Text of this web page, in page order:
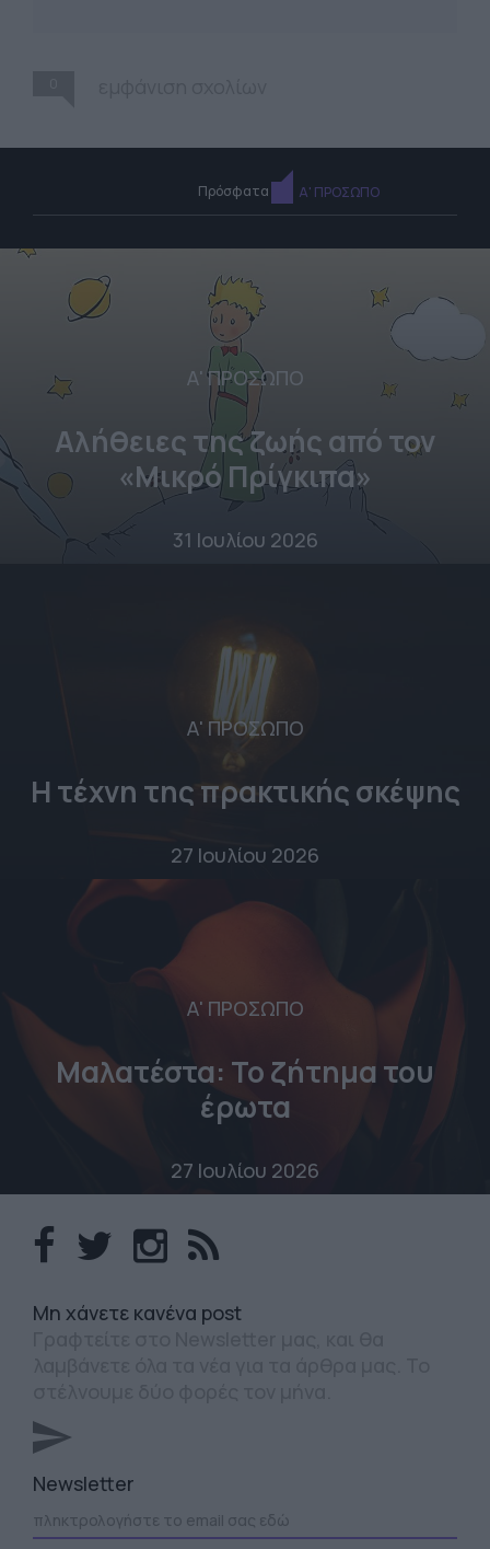
Πρόσφατα Α' ΠΡΟΣΩΠΟ
Α' ΠΡΟΣΩΠΟ
Αλήθειες της ζωής από τον
«Μικρό Πρίγκιπα»
31 Ιουλίου 2026
Α' ΠΡΟΣΩΠΟ
Η τέχνη της πρακτικής σκέψης
27 Ιουλίου 2026
Α' ΠΡΟΣΩΠΟ
Μαλατέστα: Το ζήτημα του
έρωτα
27 Ιουλίου 2026
Mη χάνετε κανένα post
Newsletter